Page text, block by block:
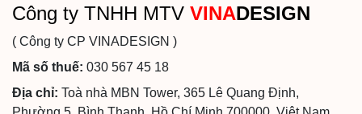
Công ty TNHH MTV VINADESIGN
( Công ty CP VINADESIGN )
Mã số thuế: 030 567 45 18
Địa chỉ: Toà nhà MBN Tower, 365 Lê Quang Định,